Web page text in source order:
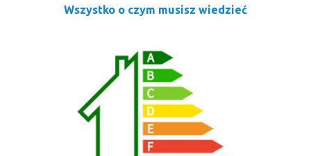
Wszystko o czym musisz wiedzieć